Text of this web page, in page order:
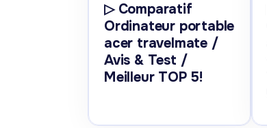
▷ Comparatif
Ordinateur portable
acer travelmate /
Avis & Test /
Meilleur TOP 5!